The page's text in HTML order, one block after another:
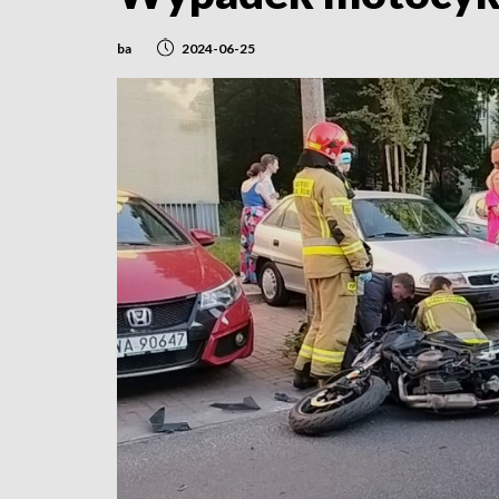
ba 2024-06-25